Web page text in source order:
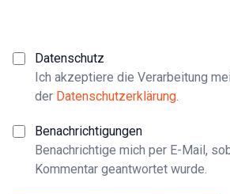
Datenschutz
Ich akzeptiere die Verarbeitung
der Datenschutzerklärung.
Benachrichtigungen
Benachrichtige mich per E-Mail,
Kommentar geantwortet wurde.